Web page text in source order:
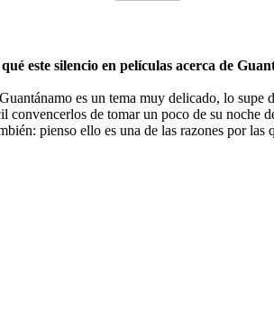
este silencio en películas acerca de
es un tema muy delicado, lo
de tomar un poco de su noche
pienso ello es una de las razones por